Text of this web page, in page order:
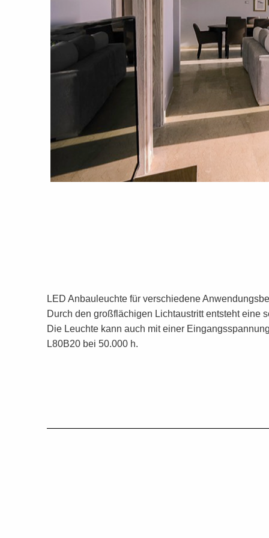
LED Anbauleuchte für verschiedene
Durch den großflächigen Lichtaustritt entsteht eine
Die Leuchte kann auch mit einer
L80B20 bei 50.000 h.